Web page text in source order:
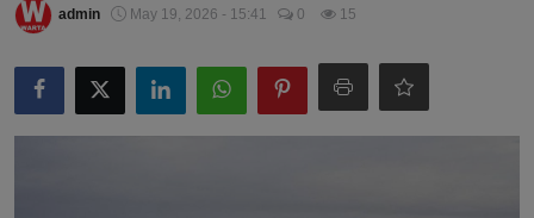
admin May 19, 2026 - 15:41 0 15